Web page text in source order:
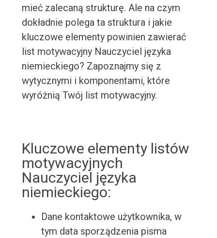
mieć zalecaną strukturę. Ale na czym
dokładnie polega ta struktura i jakie
kluczowe elementy powinien zawierać
list motywacyjny Nauczyciel języka
niemieckiego? Zapoznajmy się z
wytycznymi i komponentami, które
wyróżnią Twój list motywacyjny.
Kluczowe elementy listów
motywacyjnych
Nauczyciel języka
niemieckiego:
Dane kontaktowe użytkownika, w
tym data sporządzenia pisma